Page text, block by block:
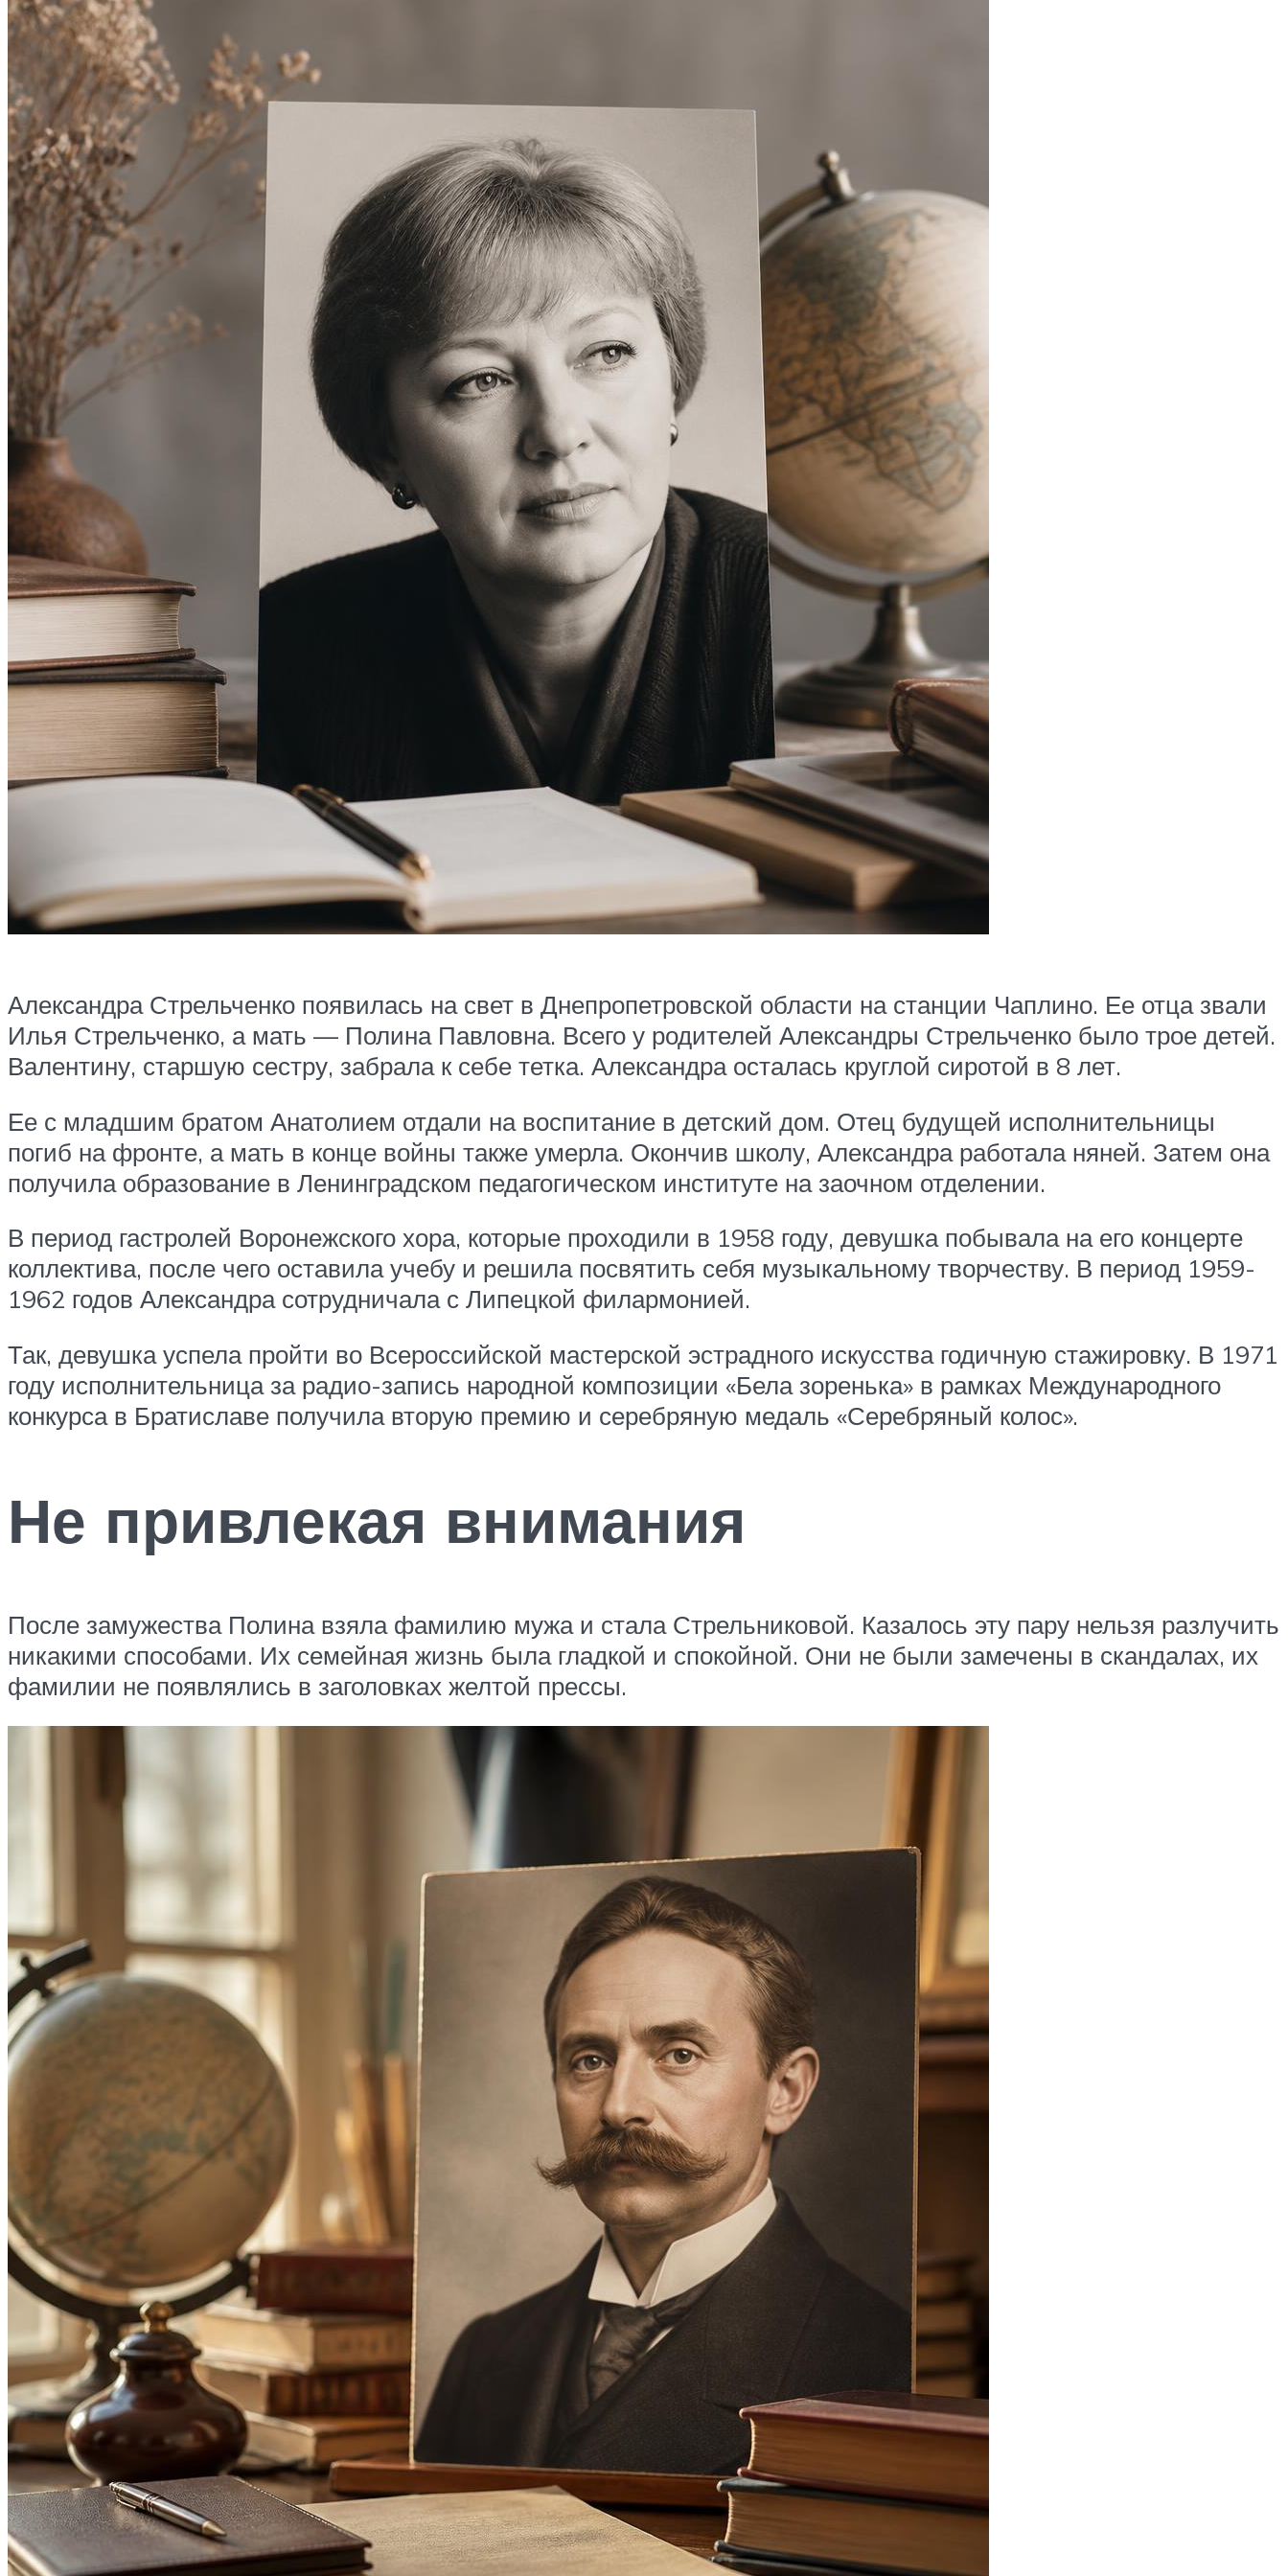
Александра Стрельченко появилась на свет в Днепропетровской области на станции Чаплино. Ее отца звали
Илья Стрельченко, а мать — Полина Павловна. Всего у родителей Александры Стрельченко было трое детей.
Валентину, старшую сестру, забрала к себе тетка. Александра осталась круглой сиротой в 8 лет.
Ее с младшим братом Анатолием отдали на воспитание в детский дом. Отец будущей исполнительницы
погиб на фронте, а мать в конце войны также умерла. Окончив школу, Александра работала няней. Затем она
получила образование в Ленинградском педагогическом институте на заочном отделении.
В период гастролей Воронежского хора, которые проходили в 1958 году, девушка побывала на его концерте
коллектива, после чего оставила учебу и решила посвятить себя музыкальному творчеству. В период 1959-
1962 годов Александра сотрудничала с Липецкой филармонией.
Так, девушка успела пройти во Всероссийской мастерской эстрадного искусства годичную стажировку. В 1971
году исполнительница за радио-запись народной композиции «Бела зоренька» в рамках Международного
конкурса в Братиславе получила вторую премию и серебряную медаль «Серебряный колос».
Не привлекая внимания
После замужества Полина взяла фамилию мужа и стала Стрельниковой. Казалось эту пару нельзя разлучить
никакими способами. Их семейная жизнь была гладкой и спокойной. Они не были замечены в скандалах, их
фамилии не появлялись в заголовках желтой прессы.